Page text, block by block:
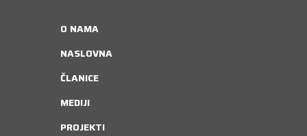
O NAMA
NASLOVNA
ČLANICE
MEDIJI
PROJEKTI